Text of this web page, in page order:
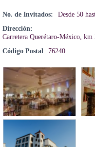
No. de Invitados:
Desde 50
Dirección:
Carretera Querétaro-México, km
Código Postal
76240